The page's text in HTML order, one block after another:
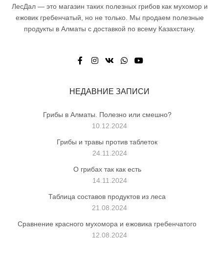
ЛесДал — это магазин таких полезных грибовкак мухомори
ежовик гребенчатый, но не только. Мы продаем полезные
продукты в Алматы с доставкой по всему Казахстану.
НЕДАВНИЕ ЗАПИСИ
Грибы в Алматы. Полезно или смешно?
10.12.2024
Грибы и травы против таблеток
24.11.2024
О грибах так как есть
14.11.2024
Таблица составов продуктов из леса
21.08.2024
Сравнение красного мухомора и ежовика гребенчатого
12.08.2024